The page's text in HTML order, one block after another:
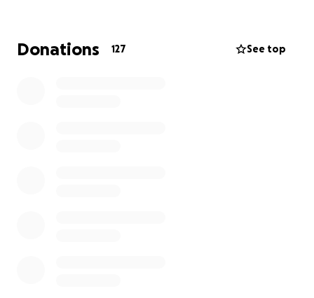
battre, il faut des moyens.
Donations 127 See top